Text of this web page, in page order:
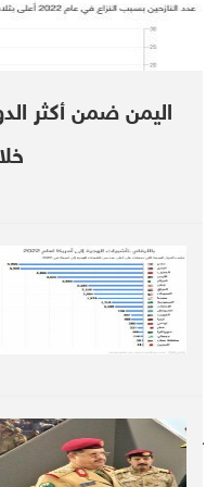
"the ban on
city of Al-Sheher
discovering a
Corona virus, last
Follow us on twitter
@DebrieferNet
اليمن ضمن أكثر